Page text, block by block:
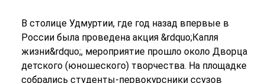
В столице Удмуртии, где год назад впервые в
России была проведена акция &rdquo;Капля
жизни&rdquo;, мероприятие прошло около Дворца
детского (юношеского) творчества. На площадке
собрались студенты-первокурсники ссузов